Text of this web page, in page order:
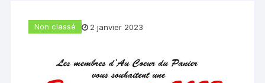
Non classé 2 janvier 2023